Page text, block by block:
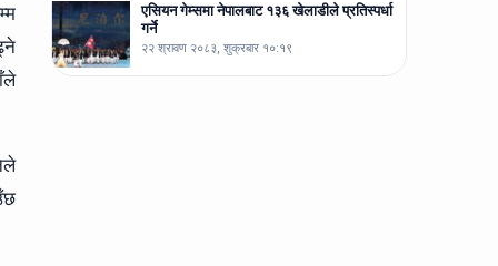
एसियन गेम्समा नेपालबाट १३६ खेलाडीले प्रतिस्पर्धा
गर्ने
२२ श्रावण २०८३, शुक्रबार १०:१९